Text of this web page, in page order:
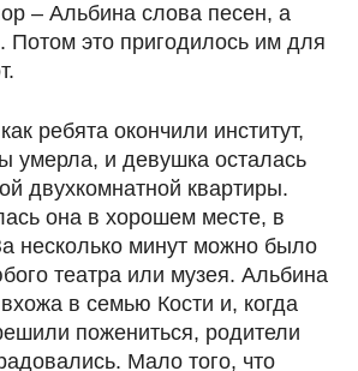
– Альбина слова песен, а
Потом это пригодилось им для
ребята окончили институт,
умерла, и девушка осталась
двухкомнатной квартиры.
она в хорошем месте, в
несколько минут можно было
театра или музея. Альбина
в семью Кости и, когда
пожениться, родители
Мало того, что